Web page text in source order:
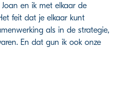
en ik met elkaar de
feit dat je elkaar kunt
als in de strategie,
En dat gun ik ook onze